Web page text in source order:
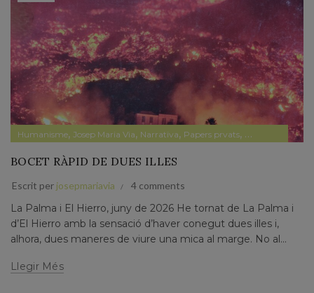
Humanisme, Josep Maria Via, Narrativa, Papers prvats, Pensament
BOCET RÀPID DE DUES ILLES
Escrit per josepmariavia 4 comments
La Palma i El Hierro, juny de 2026 He tornat de La Palma i
d’El Hierro amb la sensació d’haver conegut dues illes i,
alhora, dues maneres de viure una mica al marge. No al...
Llegir Més